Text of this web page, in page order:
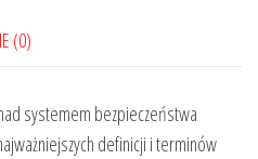
(0)
systemem bezpieczeństwa
definicji i terminów